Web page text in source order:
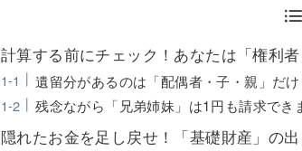
計算する前にチェック！あなたは「権利
遺留分があるのは「配偶者・子・親」だけ
残念ながら「兄弟姉妹」は1円も請求でき
隠れたお金を足し戻せ！「基礎財産」の